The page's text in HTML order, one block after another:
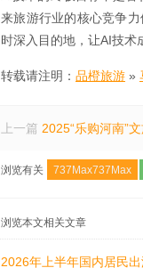
来旅游行业的核心竞争力
时深入目的地，让AI技术
转载请注明： 品橙旅游 »
上一篇 2025“乐购河南”
浏览有关 737Max737Max
浏览本文相关文章
2026年上半年国内居民